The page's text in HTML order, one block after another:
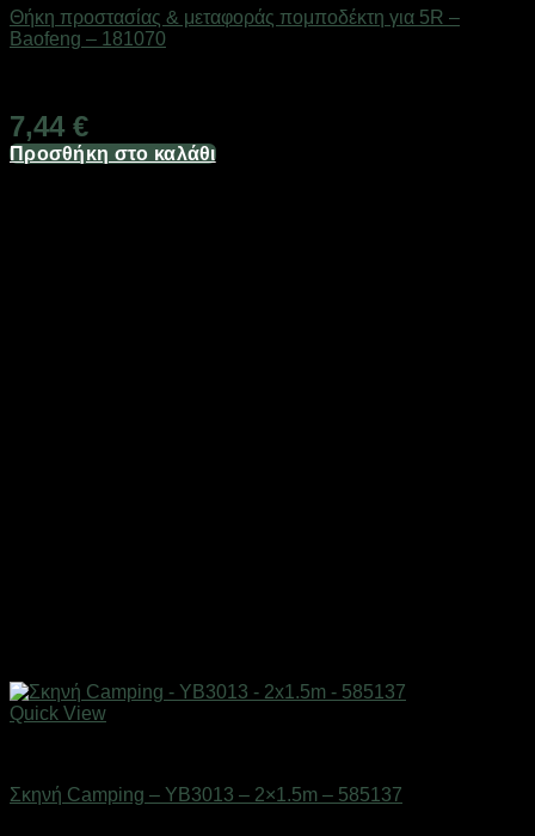
Θήκη προστασίας & μεταφοράς πομποδέκτη για 5R –
Baofeng – 181070
7,44 €
Προσθήκη στο καλάθι
Quick View
Σκηνή Camping – YB3013 – 2×1.5m – 585137